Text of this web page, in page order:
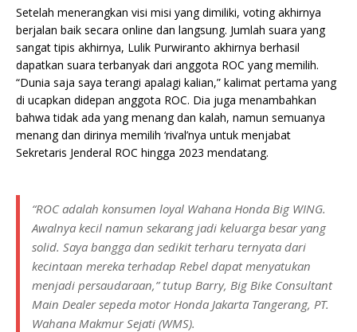
Setelah menerangkan visi misi yang dimiliki, voting akhirnya
berjalan baik secara online dan langsung. Jumlah suara yang
sangat tipis akhirnya, Lulik Purwiranto akhirnya berhasil
dapatkan suara terbanyak dari anggota ROC yang memilih.
“Dunia saja saya terangi apalagi kalian,” kalimat pertama yang
di ucapkan didepan anggota ROC. Dia juga menambahkan
bahwa tidak ada yang menang dan kalah, namun semuanya
menang dan dirinya memilih ‘rival’nya untuk menjabat
Sekretaris Jenderal ROC hingga 2023 mendatang.
“ROC adalah konsumen loyal Wahana Honda Big WING.
Awalnya kecil namun sekarang jadi keluarga besar yang
solid. Saya bangga dan sedikit terharu ternyata dari
kecintaan mereka terhadap Rebel dapat menyatukan
menjadi persaudaraan,” tutup Barry, Big Bike Consultant
Main Dealer sepeda motor Honda Jakarta Tangerang, PT.
Wahana Makmur Sejati (WMS).